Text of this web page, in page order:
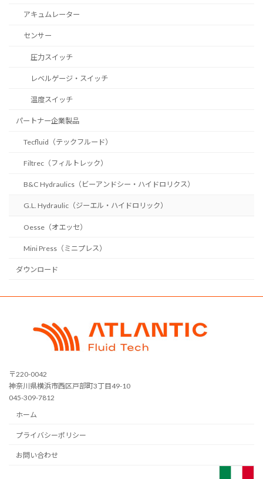
アキュムレーター
センサー
圧力スイッチ
レベルゲージ・スイッチ
温度スイッチ
パートナー企業製品
Tecfluid（テックフルード）
Filtrec（フィルトレック）
B&C Hydraulics（ビーアンドシー・ハイドロリクス）
G.L. Hydraulic（ジーエル・ハイドロリック）
Oesse（オエッセ）
Mini Press（ミニプレス）
ダウンロード
〒220-0042
神奈川県横浜市西区戸部町3丁目49-10
045-309-7812
ホーム
プライバシーポリシー
お問い合わせ